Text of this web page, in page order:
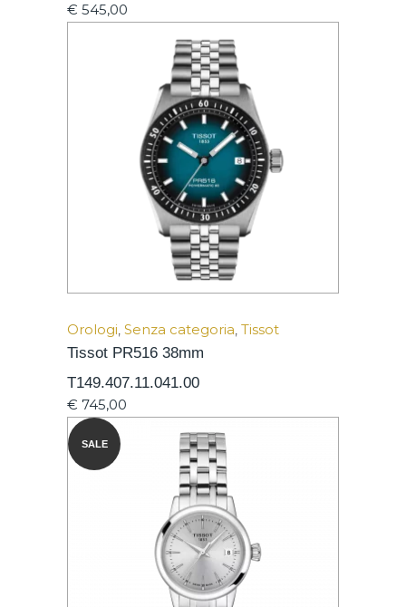
€ 545,00
Orologi, Senza categoria, Tissot
Tissot PR516 38mm
T149.407.11.041.00
€ 745,00
SALE